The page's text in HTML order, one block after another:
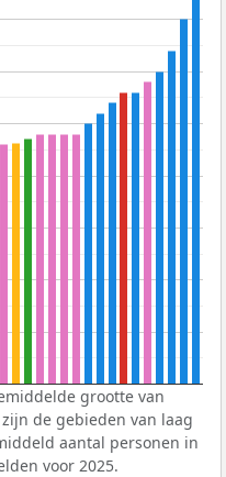
grootte van
de gebieden van laag
aantal personen in
voor 2025.